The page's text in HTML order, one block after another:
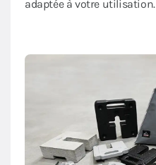
adaptée à votre utilisation.